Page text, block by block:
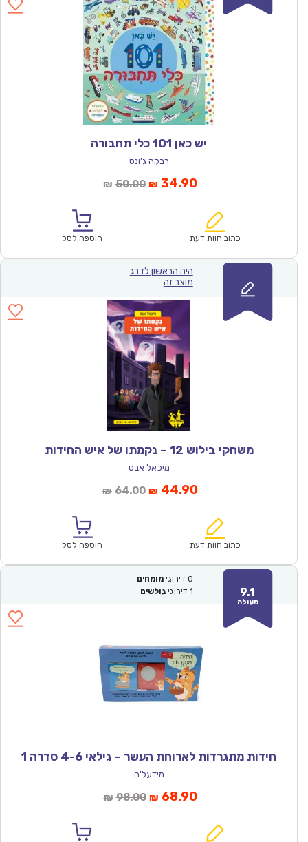
יש כאן 101 כלי תחבורה
רבקה ג'ונס
₪ 50.00המחיר
₪50.00.
₪ 34.90המחיר
הוא:
כתוב חוות דעת הוספה לסל
היה הראשון לדרג
מוצר זה
משחקי בילוש 12 – נקמתו של איש החידות
מיכאל אבס
₪ 64.00המחיר
₪64.00.
₪ 44.90המחיר
הוא:
כתוב חוות דעת הוספה לסל
9.1
מעולה
0 דירוגי מומחים
1 דירוגי גולשים
חידות מתגרדות לארוחת העשר – גילאי 4-6 סדרה 1
מידעל'ה
₪ 98.00המחיר
₪ 68.90המחיר
הוא: